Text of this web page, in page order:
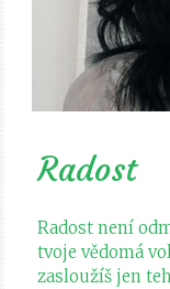
Radost
Radost není
tvoje vědomá
zasloužíš jen